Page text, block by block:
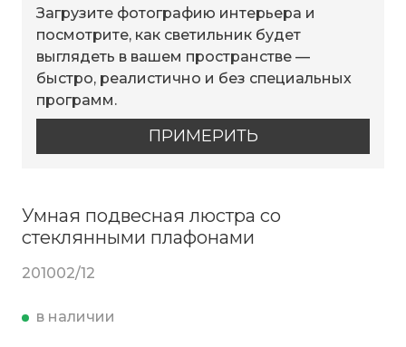
Загрузите фотографию интерьера и
посмотрите, как светильник будет
выглядеть в вашем пространстве —
быстро, реалистично и без специальных
программ.
ПРИМЕРИТЬ
Умная подвесная люстра со
стеклянными плафонами
201002/12
в наличии